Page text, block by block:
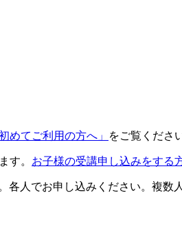
初めてご利用の方へ」 をご覧くださ
す。 お子様の受講申し込みをする
人でお申し込みください。複数